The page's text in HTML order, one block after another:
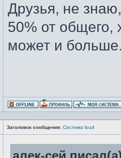
Друзья, не
50% от общего,
может и
Заголовок сообщения: Система loud